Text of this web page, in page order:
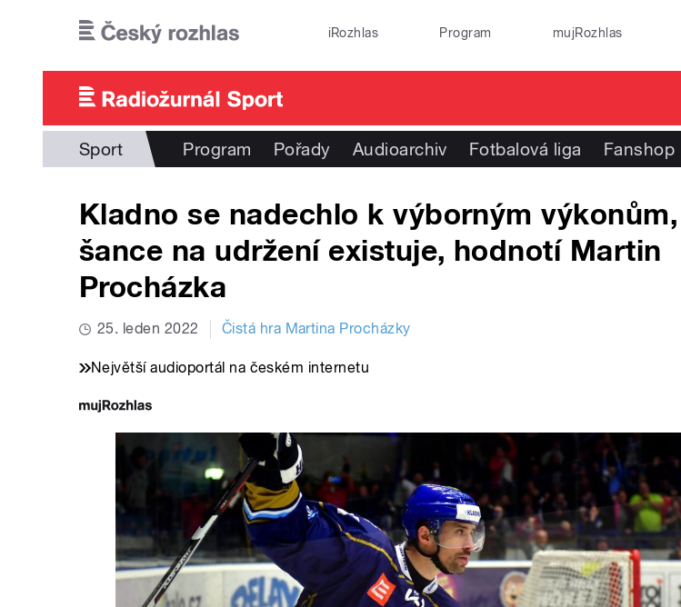
iRozhlas Program mujRozhlas
Sport Program Pořady Audioarchiv Fotbalová liga Fanshop
Kladno se nadechlo k výborným výkonům,
šance na udržení existuje, hodnotí Martin
Procházka
25. leden 2022 Čistá hra Martina Procházky
Největší audioportál na českém internetu